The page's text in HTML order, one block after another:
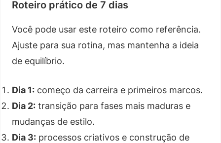
Roteiro prático de 7 dias
Você pode usar este roteiro como referência.
Ajuste para sua rotina, mas mantenha a ideia
de equilíbrio.
Dia 1: começo da carreira e primeiros marcos.
Dia 2: transição para fases mais maduras e
mudanças de estilo.
Dia 3: processos criativos e construção de